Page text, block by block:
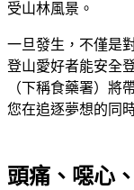
受山林風景。
一旦發生，不僅是
登山愛好者能安全
（下稱食藥署）將
您在追逐夢想的同
頭痛、噁心